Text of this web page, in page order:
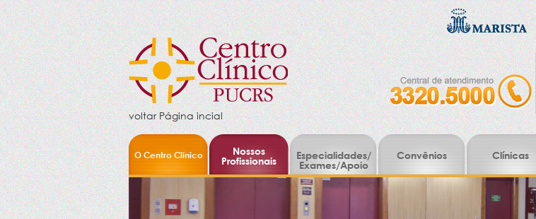
voltar Página incial
O Centro Clínico
Nossos
Profissionais
Especialidades/
Exames/Apoio
Convênios Clínicas